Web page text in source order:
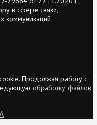
в сфере связи,
коммуникаций
Продолжая работу с
обработку файлов